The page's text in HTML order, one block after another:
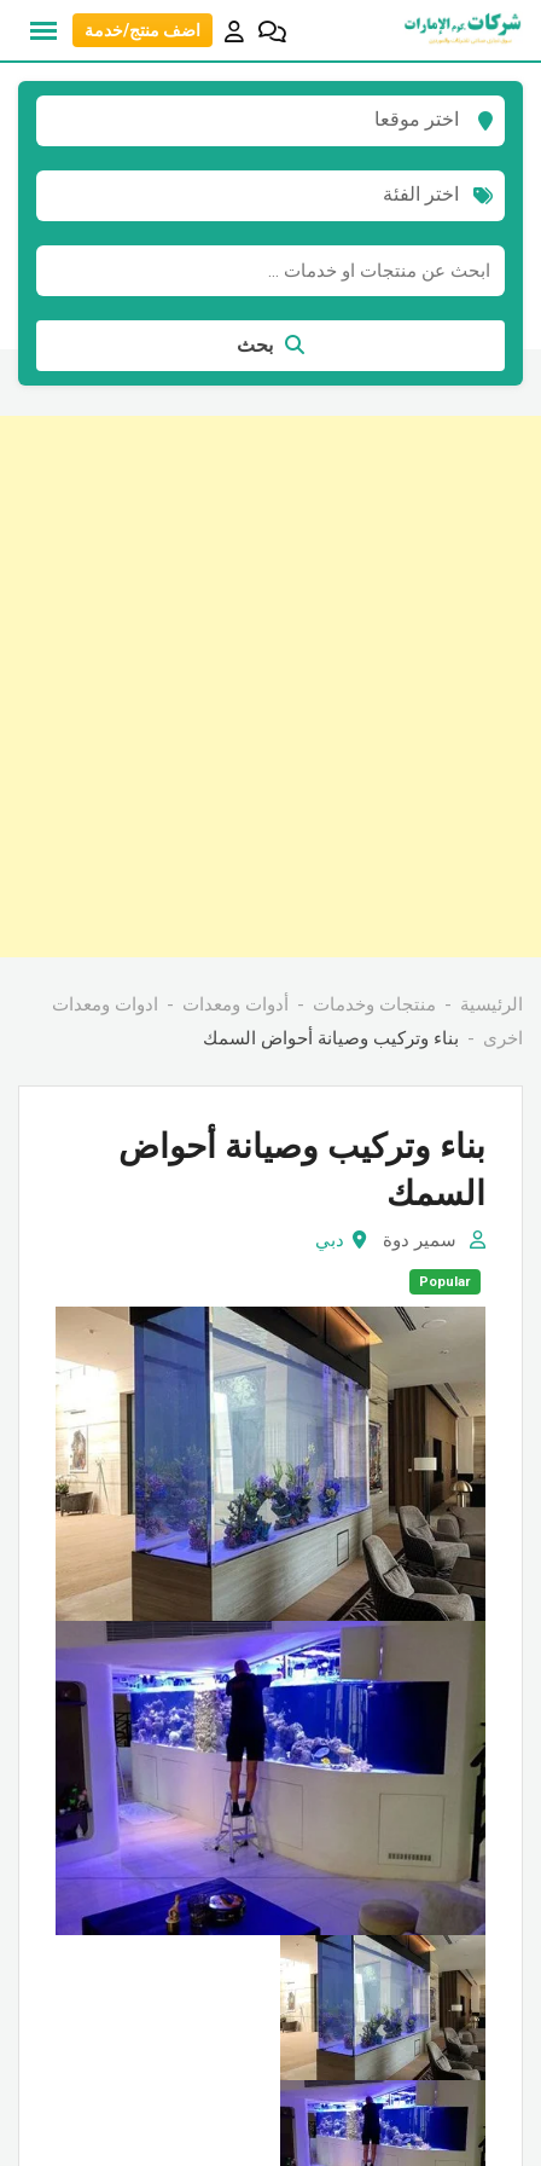
انتقل
المحتوى
اضف منتج/خدمة
اختر موقعا
اختر الفئة
بحث
الرئيسية منتجات وخدمات أدوات ومعدات
ادوات ومعدات
اخرى
بناء وتركيب وصيانة أحواض السمك
بناء وتركيب وصيانة أحواض
السمك
سمير دوة دبي
Popular